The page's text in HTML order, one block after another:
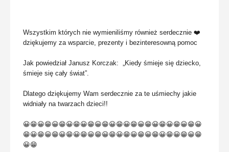
Wszystkim których nie wymieniliśmy również serdecznie ❤️
dziękujemy za wsparcie, prezenty i bezinteresowną pomoc
Jak powiedział Janusz Korczak: „Kiedy śmieje się dziecko,
śmieje się cały świat”.
Dlatego dziękujemy Wam serdecznie za te uśmiechy jakie
widniały na twarzach dzieci!!
😀😁😀😁😀😁😀😁😀😁😀😁😀😁😀😁😀😁😀😁😀😁😀😁😀
😁😀😁😀😁😀😁😀😁😀😁😀😁😀😁😀😁😀😁😀😁😀😁😀😁
😀😁